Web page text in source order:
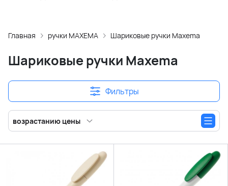
Главная ручки MAXEMA Шариковые ручки Maxema
Шариковые ручки Maxema
Фильтры
возрастанию цены